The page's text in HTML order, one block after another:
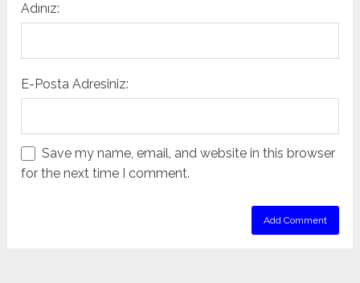
Adınız:
E-Posta Adresiniz:
Save my name, email, and website in this browser
for the next time I comment.